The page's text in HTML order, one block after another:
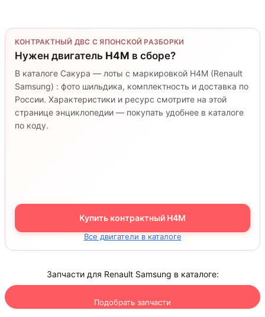
КОНТРАКТНЫЙ ДВС С ЯПОНСКОЙ РАЗБОРКИ
Нужен двигатель H4M в сборе?
В каталоге Сакура — лоты с маркировкой H4M (Renault
Samsung) : фото шильдика, комплектность и доставка по
России. Характеристики и ресурс смотрите на этой
странице энциклопедии — покупать удобнее в каталоге
по коду.
Купить контрактный H4M
Все двигатели в каталоге
Запчасти для Renault Samsung в каталоге:
Подобрать запчасти